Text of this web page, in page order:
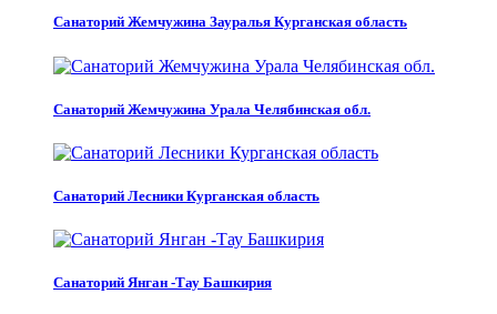
Санаторий Жемчужина Зауралья Курганская область
Санаторий Жемчужина Урала Челябинская обл.
Санаторий Лесники Курганская область
Санаторий Янган -Тау Башкирия